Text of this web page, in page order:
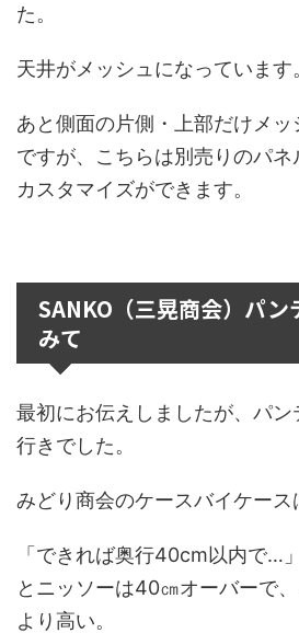
た。
天井がメッシュになっています
あと側面の片側・上部だけメ
ですが、こちらは別売りのパネ
カスタマイズができます。
SANKO（三晃商会）パン
みて
最初にお伝えしましたが、パン
行きでした。
みどり商会のケースバイケース
「できれば奥行40cm以内で…
とニッソーは40㎝オーバーで
より高い。